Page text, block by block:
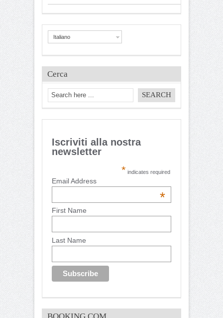
Italiano
Cerca
Iscriviti alla nostra
newsletter
* indicates required
Email Address
*
First Name
Last Name